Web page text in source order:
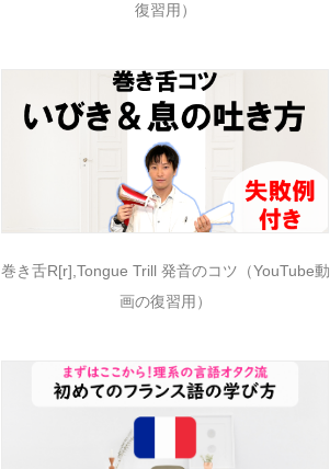
復習用）
巻き舌R[r],Tongue Trill 発音のコツ（YouTube動
画の復習用）